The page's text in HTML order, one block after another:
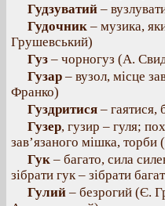
Гудзуватий –
Гудочник – музика,
Грушевський)
Гуз – чорногуз (А.
Гузар – вузол, місце
Франко)
Гуздритися – гаятися,
Гузер, гузир – гуля;
зав’язаного мішка, торби
Гук – багато, сила
зібрати гук – зібрати
Гулий – безрогий (Є.